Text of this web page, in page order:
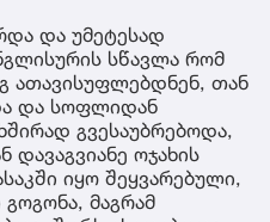
და უმეტესად
სწავლა რომ
ათავისუფლებდნენ, თან
და სოფლიდან
გვესაუბრებოდა,
დავაგვიანე ოჯახის
იყო შეყვარებული,
მაგრამ